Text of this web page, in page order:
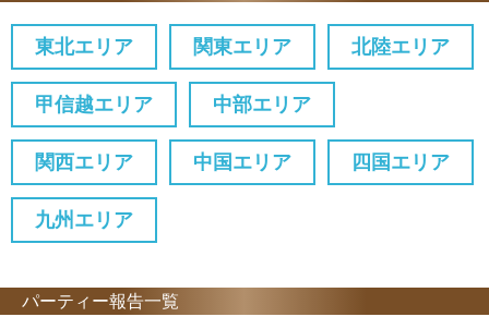
東北エリア 関東エリア 北陸エリア
甲信越エリア 中部エリア
関西エリア 中国エリア 四国エリア
九州エリア
パーティー報告一覧